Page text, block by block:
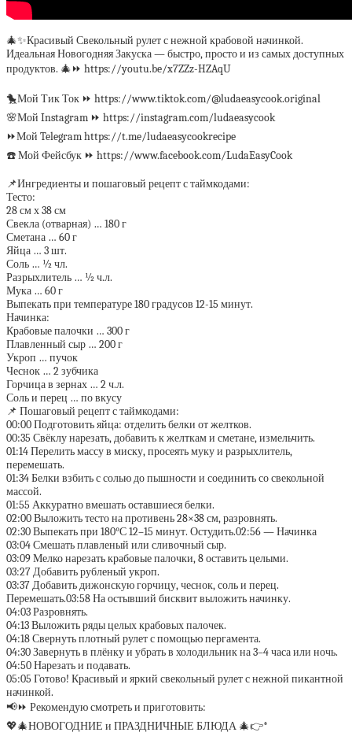
🎄✨Красивый Свекольный рулет с нежной крабовой начинкой.
Идеальная Новогодняя Закуска — быстро, просто и из самых доступных
продуктов. 🎄⏩ https://youtu.be/x7ZZz-HZAqU
🐤Мой Тик Ток ⏩ https://www.tiktok.com/@ludaeasycook.original
🌸Мой Instagram ⏩ https://instagram.com/ludaeasycook
⏩Мой Telegram https://t.me/ludaeasycookrecipe
☎️ Мой Фейсбук ⏩ https://www.facebook.com/LudaEasyCook
📌Ингредиенты и пошаговый рецепт с таймкодами:
Тесто:
28 см х 38 см
Свекла (отварная) … 180 г
Сметана … 60 г
Яйца … 3 шт.
Соль … ½ чл.
Разрыхлитель … ½ ч.л.
Мука … 60 г
Выпекать при температуре 180 градусов 12-15 минут.
Начинка:
Крабовые палочки … 300 г
Плавленный сыр … 200 г
Укроп … пучок
Чеснок … 2 зубчика
Горчица в зернах … 2 ч.л.
Соль и перец … по вкусу
📌 Пошаговый рецепт с таймкодами:
00:00 Подготовить яйца: отделить белки от желтков.
00:35 Свёклу нарезать, добавить к желткам и сметане, измельчить.
01:14 Перелить массу в миску, просеять муку и разрыхлитель,
перемешать.
01:34 Белки взбить с солью до пышности и соединить со свекольной
массой.
01:55 Аккуратно вмешать оставшиеся белки.
02:00 Выложить тесто на противень 28×38 см, разровнять.
02:30 Выпекать при 180°С 12–15 минут. Остудить.02:56 — Начинка
03:04 Смешать плавленый или сливочный сыр.
03:09 Мелко нарезать крабовые палочки, 8 оставить целыми.
03:27 Добавить рубленый укроп.
03:37 Добавить дижонскую горчицу, чеснок, соль и перец.
Перемешать.03:58 На остывший бисквит выложить начинку.
04:03 Разровнять.
04:13 Выложить ряды целых крабовых палочек.
04:18 Свернуть плотный рулет с помощью пергамента.
04:30 Завернуть в плёнку и убрать в холодильник на 3–4 часа или ночь.
04:50 Нарезать и подавать.
05:05 Готово! Красивый и яркий свекольный рулет с нежной пикантной
начинкой.
📢⏩ Рекомендую смотреть и приготовить:
💖🎄НОВОГОДНИЕ и ПРАЗДНИЧНЫЕ БЛЮДА 🎄👉*